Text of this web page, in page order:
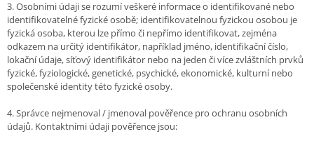
3. Osobními údaji se rozumí veškeré informace o identifikované nebo
identifikovatelné fyzické osobě; identifikovatelnou fyzickou osobou je
fyzická osoba, kterou lze přímo či nepřímo identifikovat, zejména
odkazem na určitý identifikátor, například jméno, identifikační číslo,
lokační údaje, síťový identifikátor nebo na jeden či více zvláštních prvků
fyzické, fyziologické, genetické, psychické, ekonomické, kulturní nebo
společenské identity této fyzické osoby.
4. Správce nejmenoval / jmenoval pověřence pro ochranu osobních
údajů. Kontaktními údaji pověřence jsou: